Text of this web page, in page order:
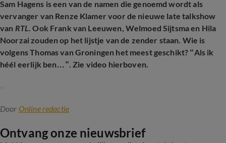
Sam Hagens is een van de namen die genoemd wordt als
vervanger van Renze Klamer voor de nieuwe late talkshow
van RTL. Ook Frank van Leeuwen, Welmoed Sijtsma en Hila
Noorzai zouden op het lijstje van de zender staan. Wie is
volgens Thomas van Groningen het meest geschikt? “Als ik
héél eerlijk ben…”. Zie video hierboven.
Door Online redactie
Ontvang onze nieuwsbrief